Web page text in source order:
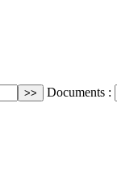
Documents :